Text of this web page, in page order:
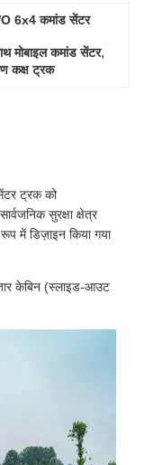
6x4 कमांड सेंटर
मोबाइल कमांड सेंटर,
कक्ष ट्रक
ट्रक को
सुरक्षा क्षेत्र
में डिज़ाइन किया गया
केबिन (स्लाइड-आउट